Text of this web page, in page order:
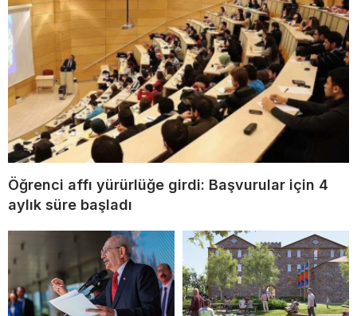
Öğrenci affı yürürlüğe girdi: Başvurular için 4
aylık süre başladı